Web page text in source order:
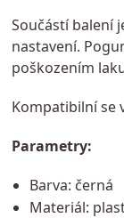
Součástí balení
nastavení.
poškozením
Kompatibilní se
Parametry:
Barva: černá
Materiál: